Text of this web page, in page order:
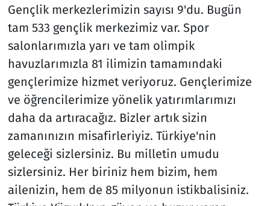
Gençlik merkezlerimizin sayısı 9'du. Bugün
tam 533 gençlik merkezimiz var. Spor
salonlarımızla yarı ve tam olimpik
havuzlarımızla 81 ilimizin tamamındaki
gençlerimize hizmet veriyoruz. Gençlerimize
ve öğrencilerimize yönelik yatırımlarımızı
daha da artıracağız. Bizler artık sizin
zamanınızın misafirleriyiz. Türkiye'nin
geleceği sizlersiniz. Bu milletin umudu
sizlersiniz. Her biriniz hem bizim, hem
ailenizin, hem de 85 milyonun istikbalisiniz.